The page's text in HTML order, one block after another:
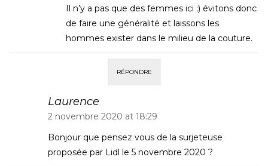
Il n’y a pas que des femmes ici ;) évitons donc
de faire une généralité et laissons les
hommes exister dans le milieu de la couture.
RÉPONDRE
Laurence
2 novembre 2020 at 18:29
Bonjour que pensez vous de la surjeteuse
proposée par Lidl le 5 novembre 2020 ?